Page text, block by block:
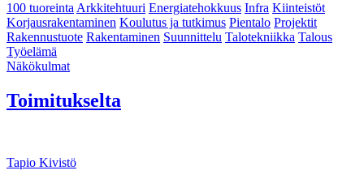
100 tuoreintaArkkitehtuuri Energiatehokkuus Infra Kiinteistöt
Korjausrakentaminen Koulutus ja tutkimus Pientalo Projektit
Rakennustuote Rakentaminen Suunnittelu Talotekniikka Talous
Työelämä
Näkökulmat
Toimitukselta
Tapio Kivistö